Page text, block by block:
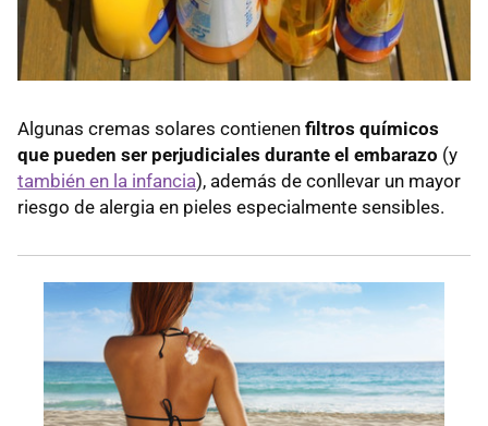
Algunas cremas solares contienen filtros químicos
que pueden ser perjudiciales durante el embarazo (y
también en la infancia), además de conllevar un mayor
riesgo de alergia en pieles especialmente sensibles.